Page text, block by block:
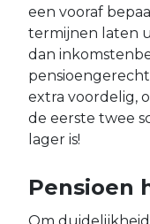
een vooraf
termijnen laten
dan
extra voordelig,
de eerste twee
lager is!
Pensioen